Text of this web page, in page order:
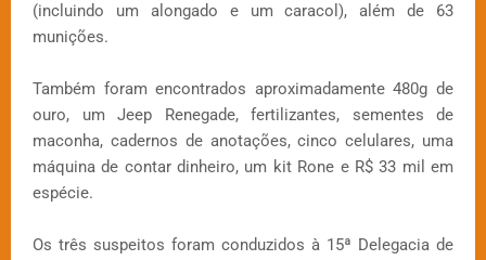
(incluindo um alongado e um caracol), além de 63
munições.
Também foram encontrados aproximadamente 480g de
ouro, um Jeep Renegade, fertilizantes, sementes de
maconha, cadernos de anotações, cinco celulares, uma
máquina de contar dinheiro, um kit Rone e R$ 33 mil em
espécie.
Os três suspeitos foram conduzidos à 15ª Delegacia de